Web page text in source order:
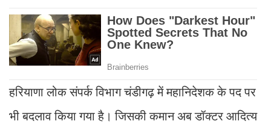
हरियाणा लोक संपर्क विभाग चंडीगढ़ में महानिदेशक के पद पर
भी बदलाव किया गया है। जिसकी कमान अब डॉक्टर आदित्य